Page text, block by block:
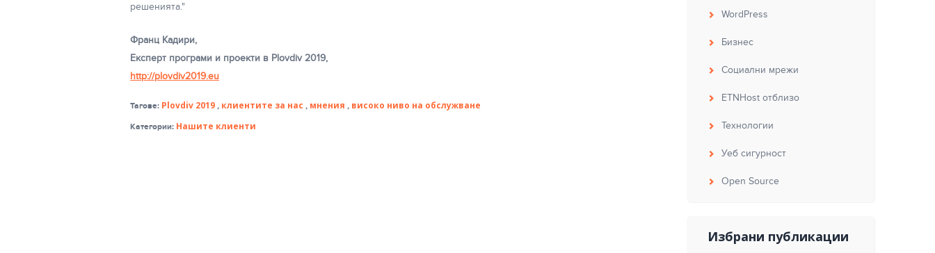
решенията."
Франц Кадири,
Експерт програми и проекти в Plovdiv 2019,
http://plovdiv2019.eu
Тагове: Plovdiv 2019 , клиентите за нас , мнения , високо ниво на обслужване
Категории: Нашите клиенти
WordPress
Бизнес
Социални мрежи
ETNHost отблизо
Технологии
Уеб сигурност
Open Source
Избрани публикации